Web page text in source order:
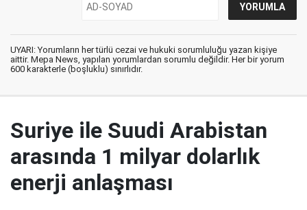
UYARI: Yorumların her türlü cezai ve hukuki sorumluluğu yazan kişiye
aittir. Mepa News, yapılan yorumlardan sorumlu değildir. Her bir yorum
600 karakterle (boşluklu) sınırlıdır.
Suriye ile Suudi Arabistan
arasında 1 milyar dolarlık
enerji anlaşması